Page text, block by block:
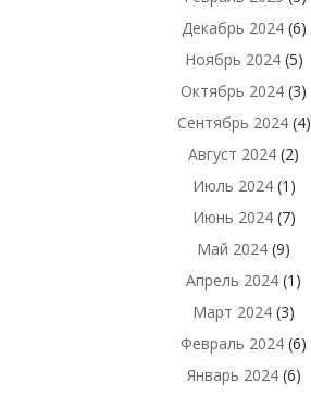
Декабрь 2024(6)
Ноябрь 2024(5)
Октябрь 2024 (3)
Сентябрь 2024(4)
Август 2024 (2)
Июль 2024(1)
Июнь 2024(7)
Май 2024 (9)
Апрель 2024 (1)
Март 2024 (3)
Февраль 2024 (6)
Январь 2024(6)